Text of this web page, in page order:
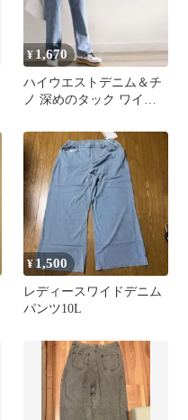
¥1,670
ハイウエストデニム＆チ
ノ 深めのタック ワイド
¥1,500
レディースワイドデニム
パンツ10L